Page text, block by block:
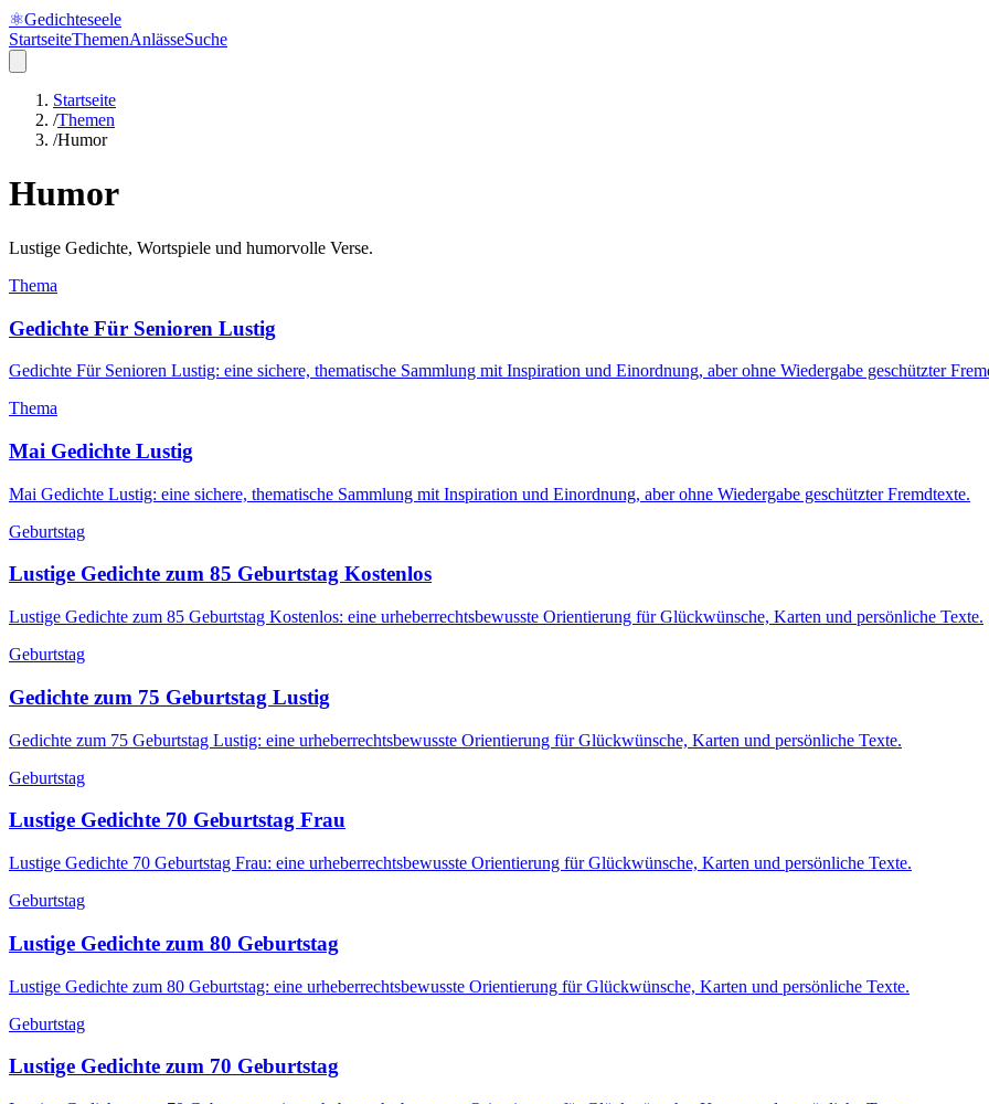
⚛Gedichteseele
StartseiteThemenAnlässeSuche
Startseite
/Themen
/Humor
Humor
Lustige Gedichte, Wortspiele und humorvolle Verse.
Thema
Gedichte Für Senioren Lustig
Gedichte Für Senioren Lustig: eine sichere, thematische Sammlung mit Inspiration und Einordnung, aber ohne Wiedergabe geschützter
Thema
Mai Gedichte Lustig
Mai Gedichte Lustig: eine sichere, thematische Sammlung mit Inspiration und Einordnung, aber ohne Wiedergabe geschützter Fremdtexte.
Geburtstag
Lustige Gedichte zum 85 Geburtstag Kostenlos
Lustige Gedichte zum 85 Geburtstag Kostenlos: eine urheberrechtsbewusste Orientierung für Glückwünsche, Karten und persönliche Texte.
Geburtstag
Gedichte zum 75 Geburtstag Lustig
Gedichte zum 75 Geburtstag Lustig: eine urheberrechtsbewusste Orientierung für Glückwünsche, Karten und persönliche Texte.
Geburtstag
Lustige Gedichte 70 Geburtstag Frau
Lustige Gedichte 70 Geburtstag Frau: eine urheberrechtsbewusste Orientierung für Glückwünsche, Karten und persönliche Texte.
Geburtstag
Lustige Gedichte zum 80 Geburtstag
Lustige Gedichte zum 80 Geburtstag: eine urheberrechtsbewusste Orientierung für Glückwünsche, Karten und persönliche Texte.
Geburtstag
Lustige Gedichte zum 70 Geburtstag